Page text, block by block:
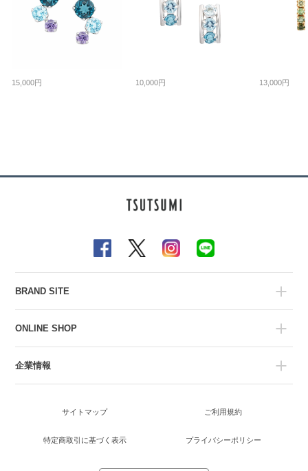
15,000円 10,000円 13,000円
BRAND SITE
ONLINE SHOP
企業情報
サイトマップ ご利用規約
特定商取引に基づく表示 プライバシーポリシー